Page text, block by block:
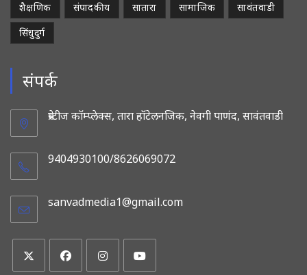
शैक्षणिक
संपादकीय सातारा सामाजिक
सावंतवाडी
सिंधुदुर्ग
संपर्क
प्रेस्टीज कॉम्प्लेक्स, तारा हॉटेलनजिक, नेवगी पाणंद, सावंतवाडी
9404930100/8626069072
sanvadmedia1@gmail.com